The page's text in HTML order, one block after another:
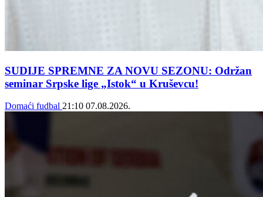
SUDIJE SPREMNE ZA NOVU SEZONU: Održan
seminar Srpske lige „Istok“ u Kruševcu!
Domaći fudbal 21:10 07.08.2026.